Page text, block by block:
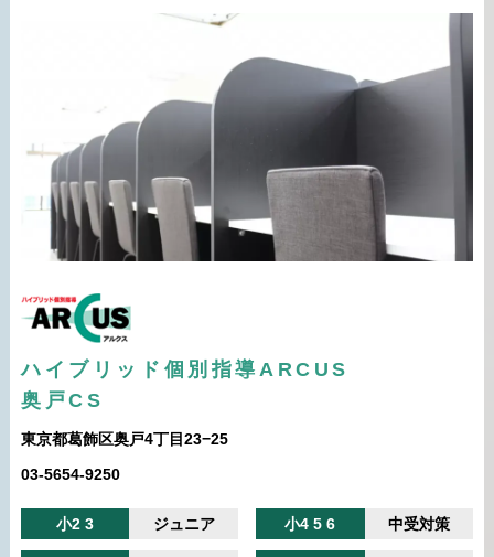
ハイブリッド個別指導ARCUS
奥戸CS
東京都葛飾区奥戸4丁目23−25
03-5654-9250
小2 3 ジュニア 小4 5 6 中受対策